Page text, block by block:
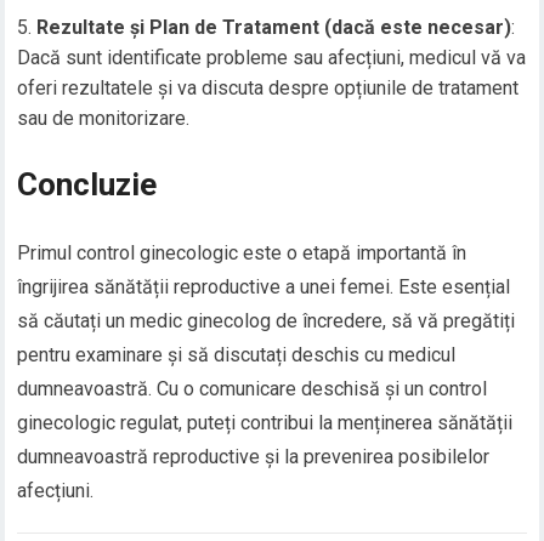
Rezultate și Plan de Tratament (dacă este necesar):
Dacă sunt identificate probleme sau afecțiuni, medicul vă va
oferi rezultatele și va discuta despre opțiunile de tratament
sau de monitorizare.
Concluzie
Primul control ginecologic este o etapă importantă în
îngrijirea sănătății reproductive a unei femei. Este esențial
să căutați un medic ginecolog de încredere, să vă pregătiți
pentru examinare și să discutați deschis cu medicul
dumneavoastră. Cu o comunicare deschisă și un control
ginecologic regulat, puteți contribui la menținerea sănătății
dumneavoastră reproductive și la prevenirea posibilelor
afecțiuni.